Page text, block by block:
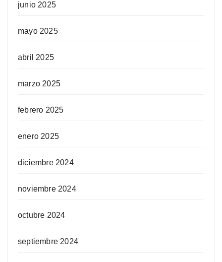
junio 2025
mayo 2025
abril 2025
marzo 2025
febrero 2025
enero 2025
diciembre 2024
noviembre 2024
octubre 2024
septiembre 2024